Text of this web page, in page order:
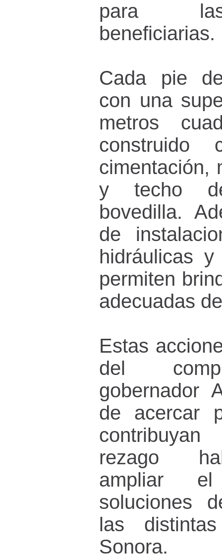
para
beneficiarias.
Cada pie
con una
metros
cimentación,
y techo
bovedilla.
de
hidráulicas
permiten
adecuadas
Estas
del
gobernador
de acercar
rezago
ampliar
soluciones
las
Sonora.